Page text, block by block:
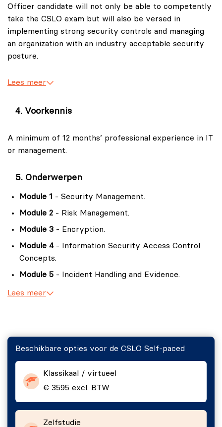
Officer candidate will not only be able to competently
take the CSLO exam but will also be versed in
implementing strong security controls and managing
an organization with an industry acceptable security
posture.
Lees meer
Voorkennis
A minimum of 12 months’ professional experience in IT
or management.
Onderwerpen
Module 1 - Security Management.
Module 2 - Risk Management.
Module 3 - Encryption.
Module 4- Information Security Access Control
Concepts.
Module 5 - Incident Handling and Evidence.
Module 6
Lees meer
Beschikbare opties voor de CSLO Self-paced
Klassikaal / virtueel
€ 3595 excl. BTW
Zelfstudie